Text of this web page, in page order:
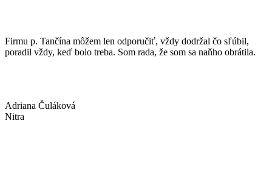
Firmu p. Tančína môžem len odporučiť, vždy dodržal čo sľúbil,
poradil vždy, keď bolo treba. Som rada, že som sa naňho obrátila.
Adriana Čuláková
Nitra